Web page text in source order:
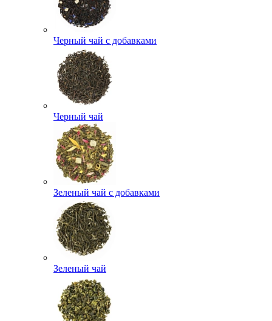
Черный чай с добавками
Черный чай
Зеленый чай с добавками
Зеленый чай